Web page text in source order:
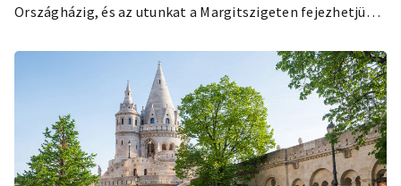
Országházig, és az utunkat a Margitszigeten fejezhetjük